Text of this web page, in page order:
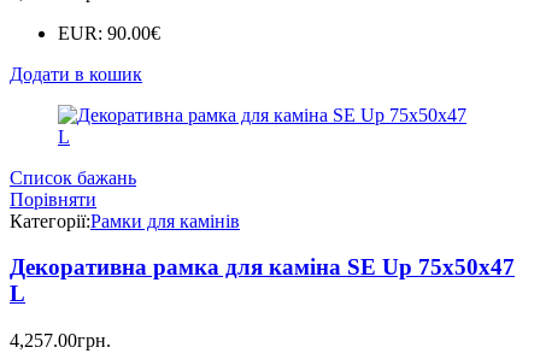
EUR: 90.00€
Додати в кошик
Список бажань
Порівняти
Категорії:Рамки для камінів
Декоративна рамка для каміна SE Up 75х50х47
L
4,257.00грн.